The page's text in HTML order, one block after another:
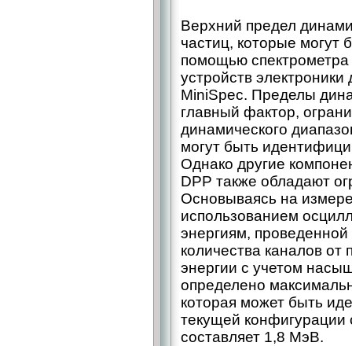
Верхний предел
частиц, которые
помощью
устройств
MiniSpec. Пределы
главный фактор,
динамического
могут быть
Однако другие
DPP также обладают
Основываясь на
использованием
энергиям,
количества каналов
энергии с учетом
определено
которая может быть
текущей конфигурации
составляет 1,8 МэВ.